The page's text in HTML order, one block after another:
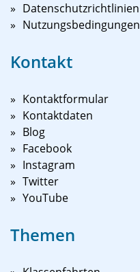
Datenschutzrichtlinien
Nutzungsbedingungen
Kontakt
Kontaktformular
Kontaktdaten
Blog
Facebook
Instagram
Twitter
YouTube
Themen